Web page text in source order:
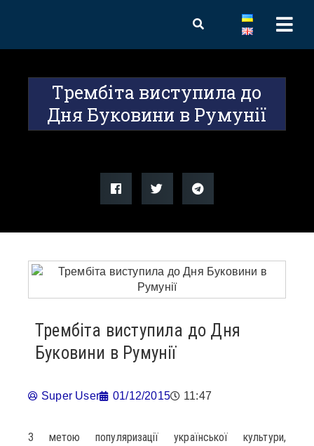
Трембіта виступила до
Дня Буковини в Румунії
Трембіта виступила до Дня
Буковини в Румунії
Super User 01/12/2015 11:47
З метою популяризації української культури,